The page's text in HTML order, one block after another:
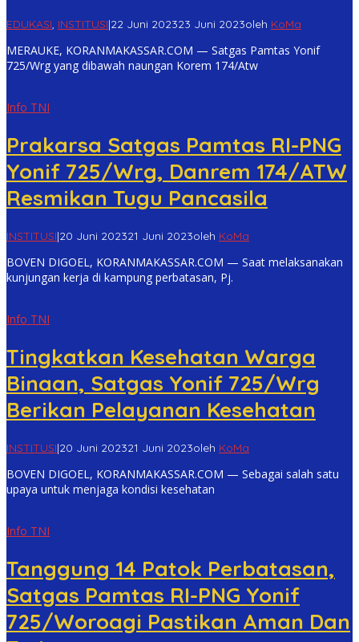
EDUKASI INSTITUSI|22 Juni 202323 Juni 2023oleh KoMa
MERAUKE, KORANMAKASSAR.COM — Satgas Pamtas Yonif
725/Wrg yang dibawah naungan Korem 174/Atw
Info TNI
Prakarsa Satgas Pamtas RI-PNG
Yonif 725/Wrg, Danrem 174/ATW
Resmikan Tugu Pancasila
INSTITUSI|20 Juni 202321 Juni 2023oleh KoMa
BOVEN DIGOEL, KORANMAKASSAR.COM — Saat melaksanakan
kunjungan kerja di kampung perbatasan, Pj.
Info TNI
Tingkatkan Kesehatan Warga
Binaan, Satgas Yonif 725/Wrg
Berikan Pelayanan Kesehatan
INSTITUSI|20 Juni 202321 Juni 2023oleh KoMa
BOVEN DIGOEL, KORANMAKASSAR.COM — Sebagai salah satu
upaya untuk menjaga kondisi kesehatan
Info TNI
Tanggung 14 Patok Perbatasan,
Satgas Pamtas RI-PNG Yonif
725/Woroagi Pastikan Aman Dan